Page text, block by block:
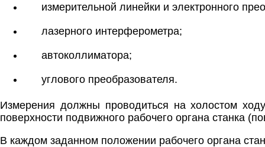
измерительной линейки и электронного
лазерного интерферометра;
автоколлиматора;
углового преобразователя.
Измерения должны проводиться на холостом
поверхности подвижного рабочего органа станка
В каждом заданном положении рабочего органа